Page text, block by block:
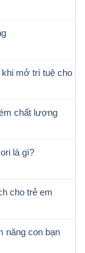
mở trí tuệ cho
chất lượng
là gì?
cho trẻ em
năng con bạn